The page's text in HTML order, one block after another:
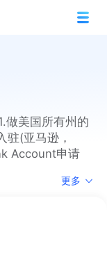
做美国所有州的
驻(亚马逊，
Account申请
更多